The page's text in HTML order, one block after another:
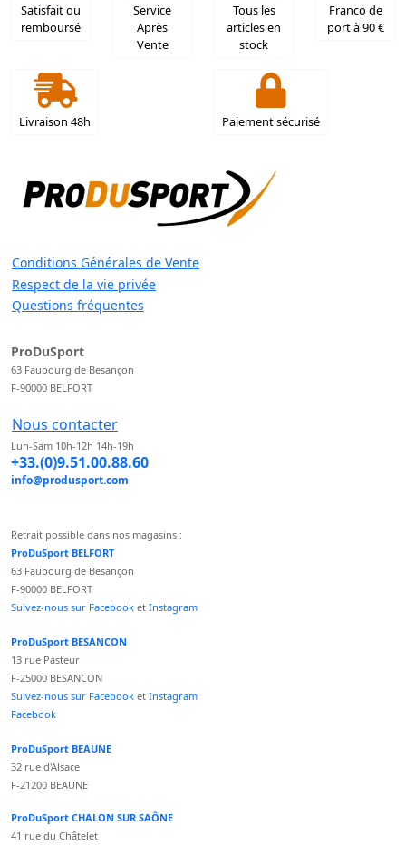
Satisfait ou
remboursé
Service
Après
Vente
Tous les
articles en
stock
Franco de
port à 90 €
Livraison 48h Paiement sécurisé
Conditions Générales de Vente
Respect de la vie privée
Questions fréquentes
ProDuSport
63 Faubourg de Besançon
F-90000 BELFORT
Nous contacter
Lun-Sam 10h-12h 14h-19h
+33.(0)9.51.00.88.60
info@produsport.com
Retrait possible dans nos magasins :
ProDuSport BELFORT
63 Faubourg de Besançon
F-90000 BELFORT
Suivez-nous sur Facebook et Instagram
ProDuSport BESANCON
13 rue Pasteur
F-25000 BESANCON
Suivez-nous sur Facebook et Instagram
Facebook
ProDuSport BEAUNE
32 rue d'Alsace
F-21200 BEAUNE
ProDuSport CHALON SUR SAÔNE
41 rue du Châtelet